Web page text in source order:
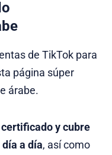
de TikTok para
página súper
árabe.
y cubre
a día, así como